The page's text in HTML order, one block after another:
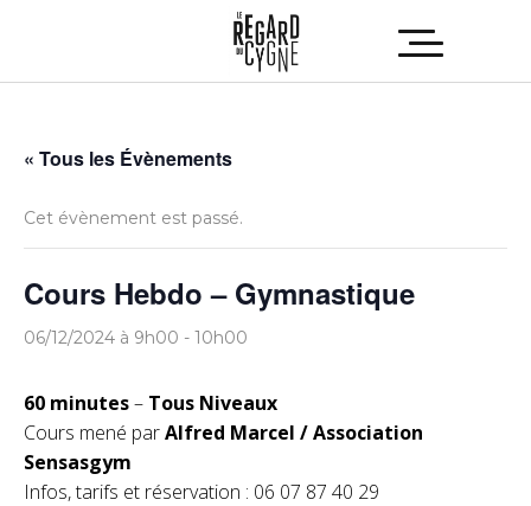
« Tous les Évènements
Cet évènement est passé.
Cours Hebdo – Gymnastique
06/12/2024 à 9h00 - 10h00
60 minutes– Tous Niveaux
Cours mené parAlfred Marcel / Association
Sensasgym
Infos, tarifs et réservation : 06 07 87 40 29